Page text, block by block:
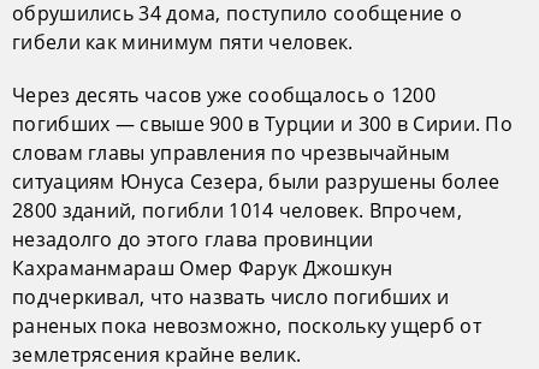
обрушились 34 дома, поступило сообщение о
гибели как минимум пяти человек.
Через десять часов уже сообщалось о 1200
погибших — свыше 900 в Турции и 300 в Сирии. По
словам главы управления по чрезвычайным
ситуациям Юнуса Сезера, были разрушены более
2800 зданий, погибли 1014 человек. Впрочем,
незадолго до этого глава провинции
Кахраманмараш Омер Фарук Джошкун
подчеркивал, что назвать число погибших и
раненых пока невозможно, поскольку ущерб от
землетрясения крайне велик.